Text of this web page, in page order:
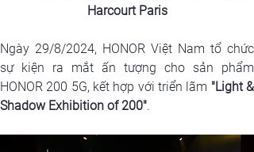
Harcourt Paris
Ngày 29/8/2024, HONOR Việt Nam tổ chức
sự kiện ra mắt ấn tượng cho sản phẩm
HONOR 200 5G, kết hợp với triển lãm "Light &
Shadow Exhibition of 200".